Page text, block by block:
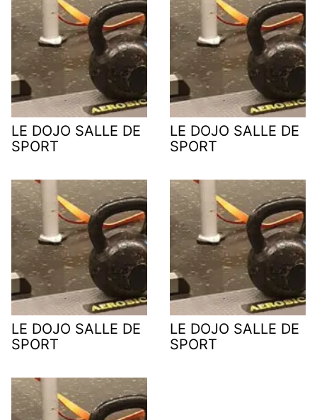
LE DOJO SALLE DE
SPORT
LE DOJO SALLE DE
SPORT
LE DOJO SALLE DE
SPORT
LE DOJO SALLE DE
SPORT